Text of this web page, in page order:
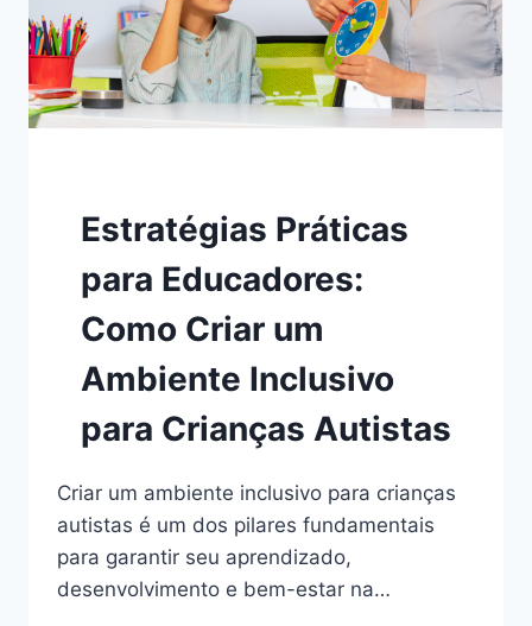
PARA
A
INCLUSÃO
Estratégias Práticas
para Educadores:
Como Criar um
Ambiente Inclusivo
para Crianças Autistas
Criar um ambiente inclusivo para crianças
autistas é um dos pilares fundamentais
para garantir seu aprendizado,
desenvolvimento e bem-estar na…